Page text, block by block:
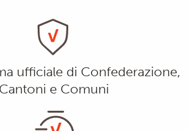
ufficiale di Confederazione,
Cantoni e Comuni